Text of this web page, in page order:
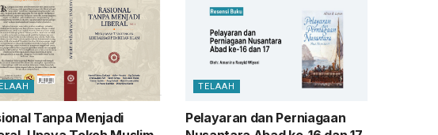
Tanpa Menjadi
TELAAH
Pelayaran dan Perniagaan